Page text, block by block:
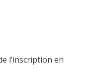
l’inscription en